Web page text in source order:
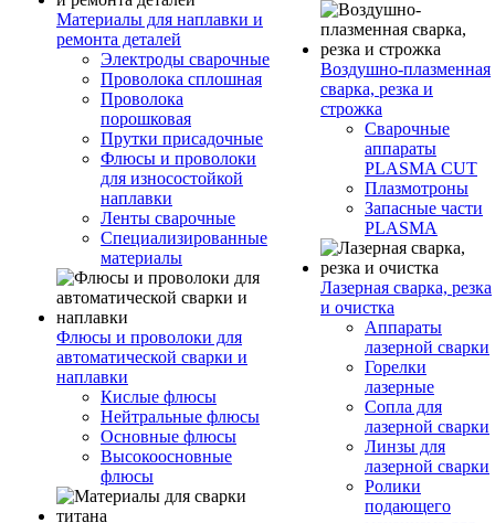
Материалы для наплавки и
ремонта деталей
Электроды сварочные
Проволока сплошная
Проволока
порошковая
Прутки присадочные
Флюсы и проволоки
для износостойкой
наплавки
Ленты сварочные
Специализированные
материалы
Флюсы и проволоки для
автоматической сварки и
наплавки
Кислые флюсы
Нейтральные флюсы
Основные флюсы
Высокоосновные
флюсы
Воздушно-плазменная
сварка, резка и
строжка
Сварочные
аппараты
PLASMA CUT
Плазмотроны
Запасные части
PLASMA
Лазерная сварка, резка
и очистка
Аппараты
лазерной сварки
Горелки
лазерные
Сопла для
лазерной сварки
Линзы для
лазерной сварки
Ролики
подающего